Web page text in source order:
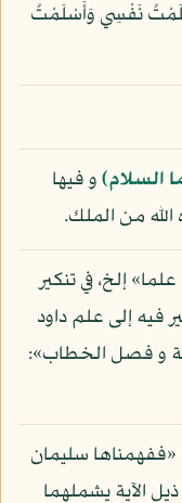
نَفْسِي وَأَسْلَمْتُ
السلام)و فيها
من الملك.
إلخ، في تنكير
فيه إلى علم داود
و فصل الخطاب»:
سليمان
حكما و علما»: الأنبياء: 79، و ذيل الآية يشملهما